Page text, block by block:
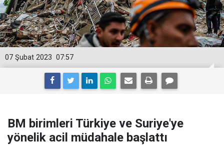
07:57
07 Şubat 2023
BM birimleri Türkiye ve Suriye'ye
yönelik acil müdahale başlattı